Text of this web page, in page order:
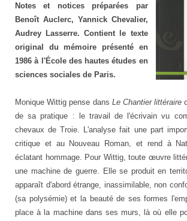
Notes et notices préparées par
Benoît Auclerc, Yannick Chevalier,
Audrey Lasserre. Contient le texte
original du mémoire présenté en
1986 à l'École des hautes études en
sciences sociales de Paris.
Monique Wittig pense dans Le Chantier littéraire
de sa pratique : le travail de l'écrivain vu
chevaux de Troie. L'analyse fait une part
critique et au Nouveau Roman, et rend à
éclatant hommage. Pour Wittig, toute œuvre
une machine de guerre. Elle se produit en
apparaît d'abord étrange, inassimilable, non
(sa polysémie) et la beauté de ses formes
place à la machine dans ses murs, là où elle